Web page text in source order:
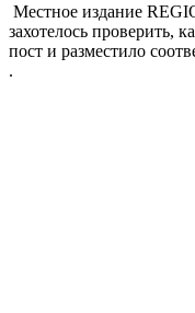
Местное издание
захотелось проверить,
пост и разместило
.